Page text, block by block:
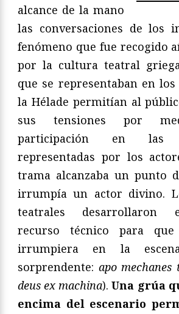
alcance de la mano
las conversaciones de los
fenómeno que fue recogido
por la cultura teatral
que se representaban en los
la Hélade permitían al
sus tensiones por
participación en las
representadas por los
trama alcanzaba un punto
irrumpía un actor divino.
teatrales desarrollaron
recurso técnico para
irrumpiera en la
sorprendente: apo mechanes
deus ex machina).Una grúa
encima del escenario